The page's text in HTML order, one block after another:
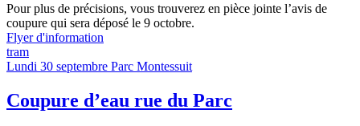
Pour plus de précisions, vous trouverez en pièce jointe l’avis de
coupure qui sera déposé le 9 octobre.
Flyer d'information
tram
Lundi 30 septembre Parc Montessuit
Coupure d’eau rue du Parc